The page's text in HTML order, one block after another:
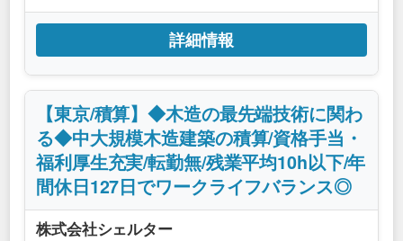
詳細情報
【東京/積算】◆木造の最先端技術に関わ
る◆中大規模木造建築の積算/資格手当・
福利厚生充実/転勤無/残業平均10h以下/年
間休日127日でワークライフバランス◎
株式会社シェルター